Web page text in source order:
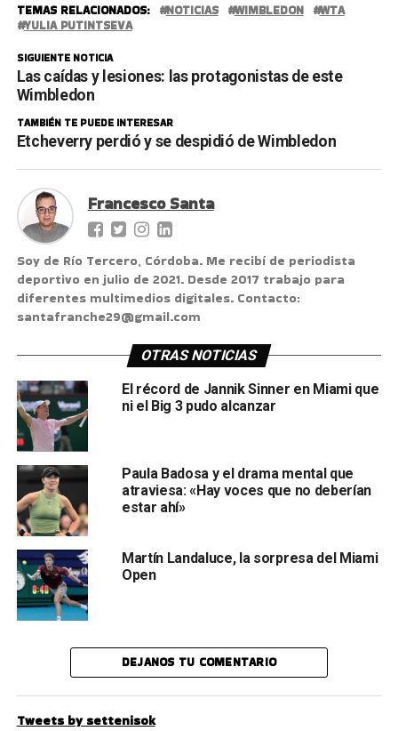
TEMAS RELACIONADOS: NOTICIAS WIMBLEDON
WTA
YULIA PUTINTSEVA
SIGUIENTE NOTICIA
Las caídas y lesiones: las protagonistas de este
Wimbledon
TAMBIÉN TE PUEDE INTERESAR
Etcheverry perdió y se despidió de Wimbledon
Francesco Santa
Soy de Río Tercero, Córdoba. Me recibí de periodista
deportivo en julio de 2021. Desde 2017 trabajo para
diferentes multimedios digitales. Contacto:
santafranche29@gmail.com
OTRAS NOTICIAS
El récord de Jannik Sinner en Miami que
ni el Big 3 pudo alcanzar
Paula Badosa y el drama mental que
atraviesa: «Hay voces que no deberían
estar ahí»
Martín Landaluce, la sorpresa del Miami
Open
DEJANOS TU COMENTARIO
Tweets by settenisok